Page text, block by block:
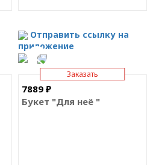
Отправить ссылку на
приложение
Заказать
7889 ₽
Букет "Для неё "